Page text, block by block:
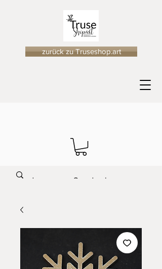
zurück zu Truseshop.art